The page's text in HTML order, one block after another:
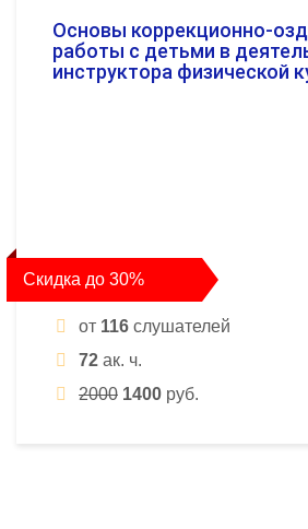
Основы коррекционно-
работы с детьми в
инструктора физической
Скидка до 30%
от 116 слушателей
72 ак. ч.
2000 1400 руб.